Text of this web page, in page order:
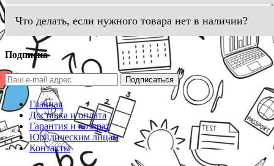
Что делать, если нужного товара нет в наличии?
Подписка
Подписаться
Главная
Доставка и оплата
Гарантия и возврат
Юридическим лицам
Контакты